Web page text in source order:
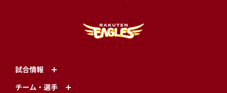
試合情報
チーム・選手